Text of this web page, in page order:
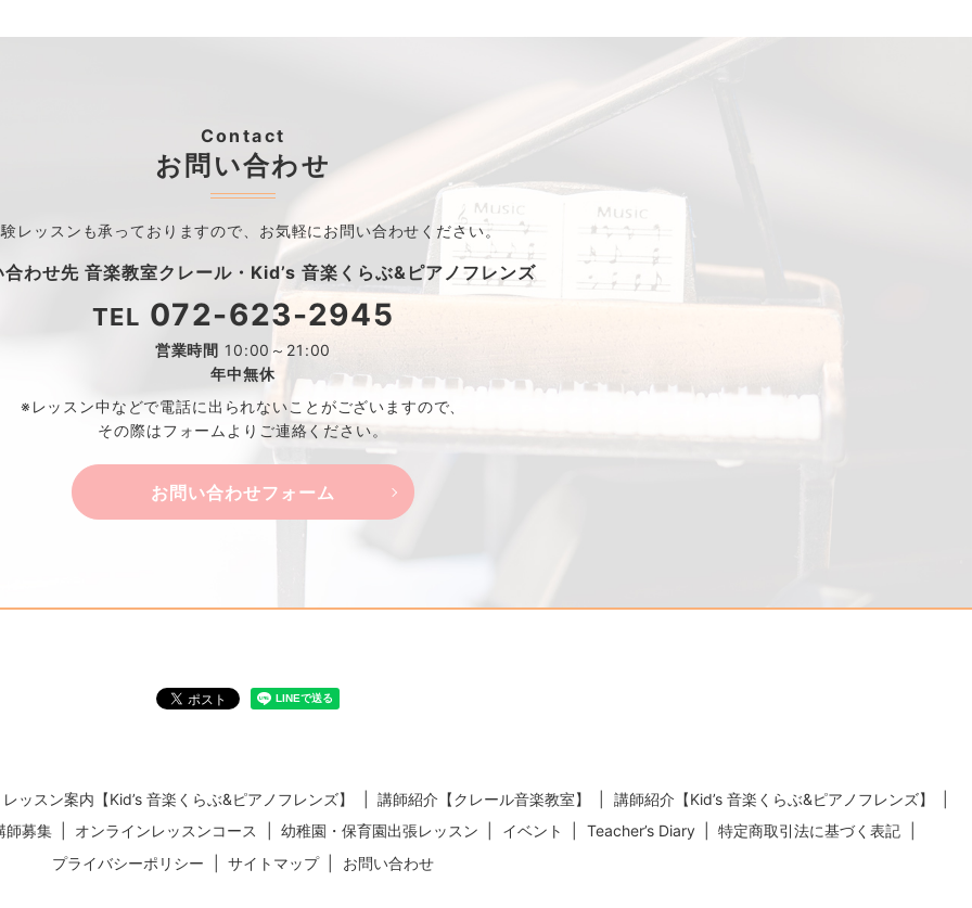
Contact
お問い合わせ
レッスンも承っておりますので、 お気軽にお問い合わせください。
合わせ先 音楽教室クレール・ Kid’s 音楽くらぶ&ピアノフレンズ
TEL 072-623-2945
営業時間 10:00～21:00
年中無休
※レッスン中などで電話に出られないことがございますので、
その際はフォームよりご連絡ください。
お問い合わせフォーム
レッスン案内【Kid’s 音楽くらぶ&ピアノフレンズ】 講師紹介【クレール音楽教室】
講師紹介【Kid’s 音楽くらぶ&ピアノフレンズ】
師募集
オンラインレッスンコース 幼稚園・保育園出張レッスン イベント Teacher’s Diary
特定商取引法に基づく表記
プライバシーポリシー
サイトマップ お問い合わせ